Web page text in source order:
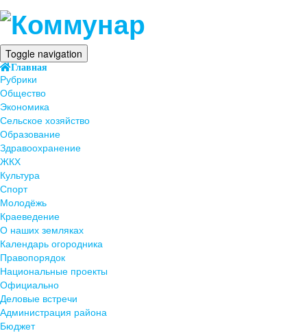
Toggle navigation
Главная
Рубрики
Общество
Экономика
Сельское хозяйство
Образование
Здравоохранение
ЖКХ
Культура
Спорт
Молодёжь
Краеведение
О наших земляках
Календарь огородника
Правопорядок
Национальные проекты
Официально
Деловые встречи
Администрация района
Бюджет